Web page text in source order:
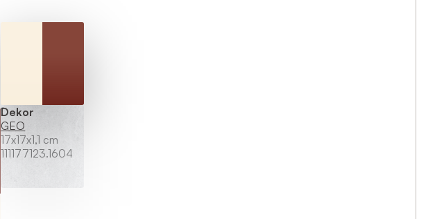
Dekor
GEO
17x17x1,1 cm
111177123.1604